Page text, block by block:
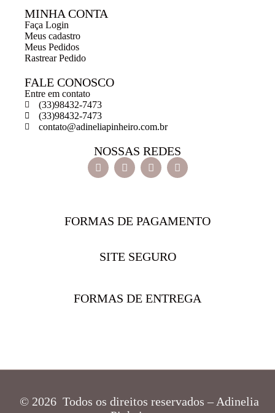
MINHA CONTA
Faça Login
Meus cadastro
Meus Pedidos
Rastrear Pedido
FALE CONOSCO
Entre em contato
(33)98432-7473
(33)98432-7473
contato@adineliapinheiro.com.br
NOSSAS REDES
FORMAS DE PAGAMENTO
SITE SEGURO
FORMAS DE ENTREGA
© 2026 Todos os direitos reservados – Adinelia